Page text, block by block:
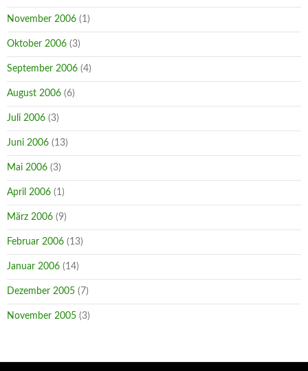
November 2006 (1)
Oktober 2006 (3)
September 2006 (4)
August 2006 (6)
Juli 2006 (3)
Juni 2006 (13)
Mai 2006 (3)
April 2006 (1)
März 2006 (9)
Februar 2006 (13)
Januar 2006 (14)
Dezember 2005 (7)
November 2005 (3)